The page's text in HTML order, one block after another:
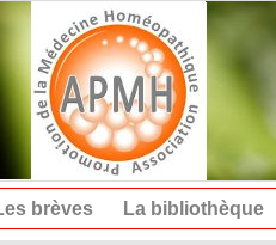
brèves La bibliothèque